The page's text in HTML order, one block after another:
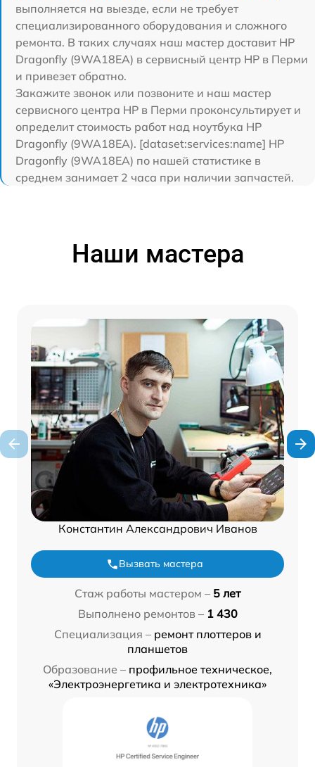
выполняется на выезде, если не требует
специализированного оборудования и сложного
ремонта. В таких случаях наш мастер доставит HP
Dragonfly (9WA18EA) в сервисный центр HP в Перми
и привезет обратно.
Закажите звонок или позвоните и наш мастер
сервисного центра HP в Перми проконсультирует и
определит стоимость работ над ноутбука HP
Dragonfly (9WA18EA). [dataset:services:name] HP
Dragonfly (9WA18EA) по нашей статистике в
среднем занимает 2 часа при наличии запчастей.
Наши мастера
Константин Александрович Иванов
Вызвать мастера
Стаж работы мастером – 5 лет
Выполнено ремонтов – 1 430
Специализация – ремонт плоттеров и
планшетов
Образование – профильное техническое,
«Электроэнергетика и электротехника»